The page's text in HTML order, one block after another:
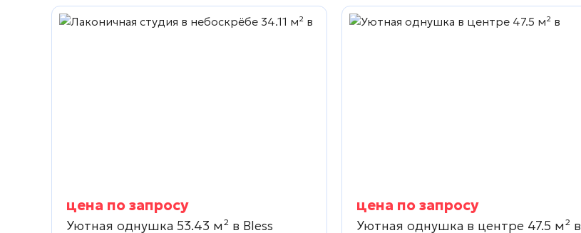
цена по запросу
Уютная однушка 53.43 м² в Bless
цена по запросу
Уютная однушка в центре 47.5 м² в